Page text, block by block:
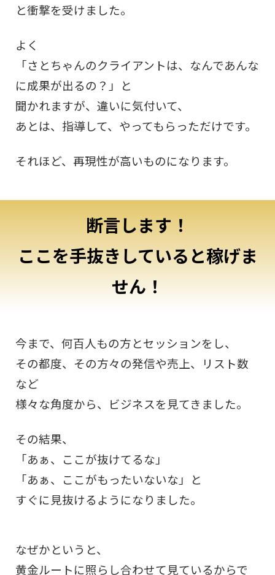
と衝撃を受けました。
よく
「さとちゃんのクライアントは、なんであんな
に成果が出るの？」と
聞かれますが、違いに気付いて、
あとは、指導して、やってもらっただけです。
それほど、再現性が高いものになります。
断言します！
ここを手抜きしていると稼げま
せん！
今まで、何百人もの方とセッションをし、
その都度、その方々の発信や売上、リスト数
など
様々な角度から、ビジネスを見てきました。
その結果、
「あぁ、ここが抜けてるな」
「あぁ、ここがもったいないな」と
すぐに見抜けるようになりました。
なぜかというと、
黄金ルートに照らし合わせて見ているからで